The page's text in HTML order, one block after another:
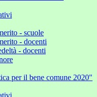
- scuole
- docenti
- docenti
per il bene comune 2020"